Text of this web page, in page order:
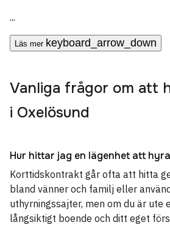
...
Läs mer keyboard_arrow_down
Vanliga frågor om att
i Oxelösund
Hur hittar jag en lägenhet att
Korttidskontrakt går ofta att hitta
bland vänner och familj eller
uthyrningssajter, men om du är ute
långsiktigt boende och ditt eget